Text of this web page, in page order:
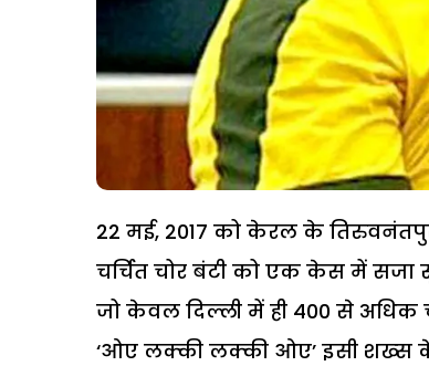
22 मई, 2017 को केरल के
चर्चित चोर बंटी को एक केस में सजा
जो केवल दिल्ली में ही 400 से अधिक
‘ओए लक्की लक्की ओए’ इसी शख्स के